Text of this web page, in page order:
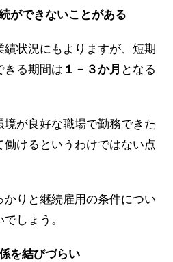
ができないことがある
状況にもよりますが、短期
きる期間は １－３か月 となる
境が良好な職場で勤務できた
働けるというわけではない点
りと継続雇用の条件につい
しょう。
を結びづらい